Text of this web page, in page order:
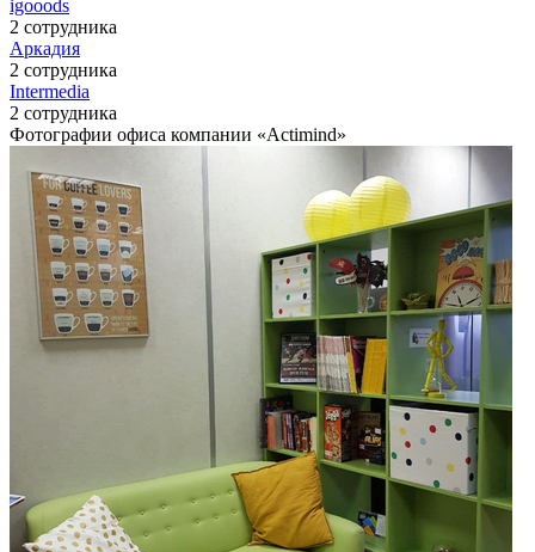
igooods
2 сотрудника
Аркадия
2 сотрудника
Intermedia
2 сотрудника
Фотографии офиса компании «Actimind»